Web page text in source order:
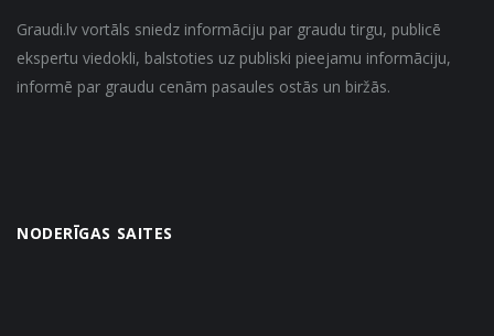
Graudi.lv vortāls sniedz informāciju par graudu tirgu, publicē
ekspertu viedokli, balstoties uz publiski pieejamu informāciju,
informē par graudu cenām pasaules ostās un biržās.
NODERĪGAS SAITES